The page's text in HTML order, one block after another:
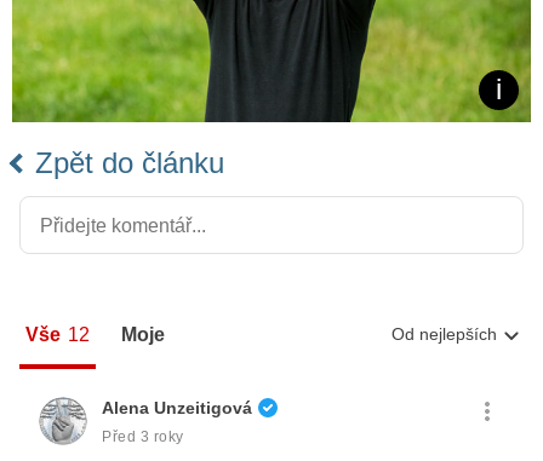
Zpět do článku